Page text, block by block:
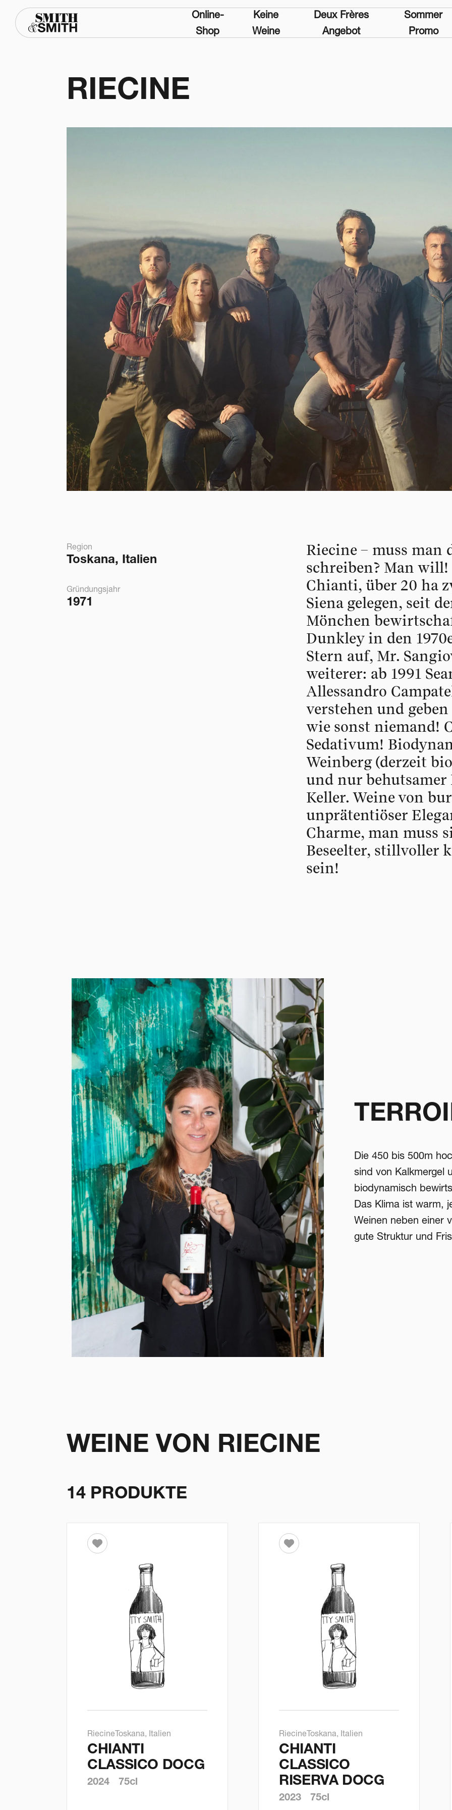
Online-
Shop
Keine
Weine
Deux Frères
Angebot
Sommer
Promo
RIECINE
Region
Toskana, Italien
Gründungsjahr
1971
Riecine – muss man
schreiben? Man
Chianti, über 20 ha
Siena gelegen, seit
Mönchen
Dunkley in den
Stern auf, Mr.
weiterer: ab 1991
Allessandro
verstehen und
wie sonst niemand!
Sedativum!
Weinberg (derzeit
und nur
Keller. Weine von
unprätentiöser
Charme, man muss
Beseelter, stillvoller
sein!
Die 450 bis 500m
sind von Kalkmergel
biodynamisch
Das Klima ist warm,
Weinen neben einer
gute Struktur und
WEINE VON RIECINE
14 PRODUKTE
RiecineToskana, Italien
CHIANTI
CLASSICO DOCG
2024 75cl
RiecineToskana, Italien
CHIANTI
CLASSICO
RISERVA DOCG
2023 75cl